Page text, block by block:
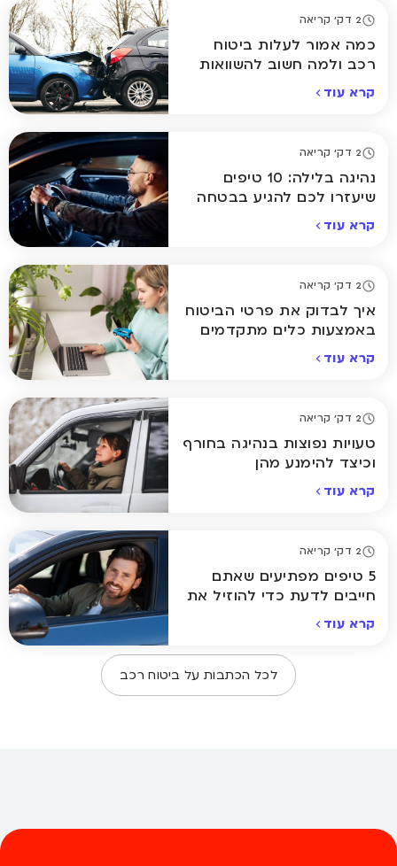
2 דק' קריאה
כמה אמור לעלות ביטוח
רכב ולמה חשוב להשוואות
קרא עוד
2 דק' קריאה
נהיגה בלילה: 10 טיפים
שיעזרו לכם להגיע בבטחה
קרא עוד
2 דק' קריאה
איך לבדוק את פרטי הביטוח
באמצעות כלים מתקדמים
קרא עוד
2 דק' קריאה
טעויות נפוצות בנהיגה בחורף
וכיצד להימנע מהן
קרא עוד
2 דק' קריאה
5 טיפים מפתיעים שאתם
חייבים לדעת כדי להוזיל את
קרא עוד
לכל הכתבות על ביטוח רכב